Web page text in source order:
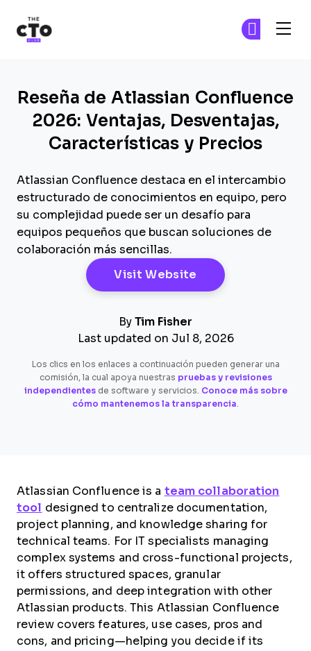
Reseña de Atlassian Confluence
2026: Ventajas, Desventajas,
Características y Precios
Atlassian Confluence destaca en el intercambio
estructurado de conocimientos en equipo, pero
su complejidad puede ser un desafío para
equipos pequeños que buscan soluciones de
colaboración más sencillas.
Visit Website Opens New
By Tim Fisher
Last updated on Jul 8, 2026
Los clics en los enlaces a continuación pueden generar una
comisión, la cual apoya nuestras pruebas y revisiones
independientesde software y servicios. Conoce más sobre
cómo mantenemos la transparencia.
Atlassian Confluence is a team collaboration
tool designed to centralize documentation,
project planning, and knowledge sharing for
technical teams. For IT specialists managing
complex systems and cross-functional projects,
it offers structured spaces, granular
permissions, and deep integration with other
Atlassian products. This Atlassian Confluence
review covers features, use cases, pros and
cons, and pricing—helping you decide if its